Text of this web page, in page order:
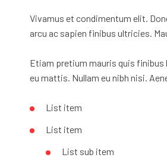
Vivamus et condimentum elit.
arcu ac sapien finibus ultricies.
Etiam pretium mauris quis
eu mattis. Nullam eu nibh nisi.
List item
List item
List sub item